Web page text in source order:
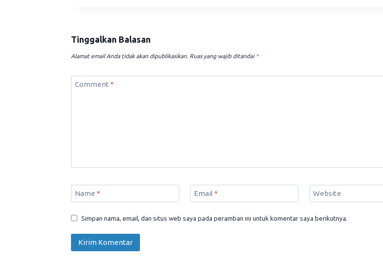
Tinggalkan Balasan
Alamat email Anda tidak akan dipublikasikan. Ruas yang wajib ditandai *
Comment *
Name * Email * Website
Simpan nama, email, dan situs web saya pada peramban ini untuk komentar saya berikutnya.